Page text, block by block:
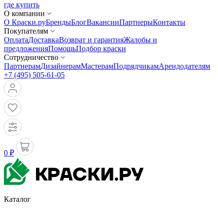
где купить
О компании
О Краски.руБрендыБлогВакансииПартнерыКонтакты
Покупателям
ОплатаДоставкаВозврат и гарантияЖалобы и
предложенияПомощьПодбор краски
Сотрудничество
ПартнерамДизайнерамМастерамПодрядчикамАрендодателям
+7 (495) 505-61-05
0 ₽
Каталог